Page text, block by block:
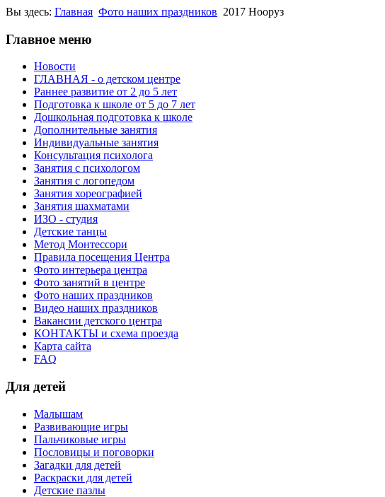
Вы здесь: Главная Фото наших праздников 2017 Нооруз
Главное меню
Новости
ГЛАВНАЯ - о детском центре
Раннее развитие от 2 до 5 лет
Подготовка к школе от 5 до 7 лет
Дошкольная подготовка к школе
Дополнительные занятия
Индивидуальные занятия
Консультация психолога
Занятия с психологом
Занятия с логопедом
Занятия хореографией
Занятия шахматами
ИЗО - студия
Детские танцы
Метод Монтессори
Правила посещения Центра
Фото интерьера центра
Фото занятий в центре
Фото наших праздников
Видео наших праздников
Вакансии детского центра
КОНТАКТЫ и схема проезда
Карта сайта
FAQ
Для детей
Малышам
Развивающие игры
Пальчиковые игры
Пословицы и поговорки
Загадки для детей
Раскраски для детей
Детские пазлы